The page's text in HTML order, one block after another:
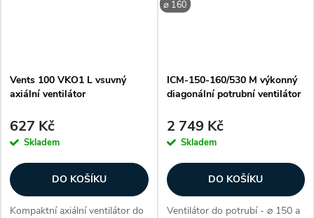
Vents 100 VKO1 L vsuvný
axiální ventilátor
627 Kč
Skladem
DO KOŠÍKU
Kompaktní axiální ventilátor do
⌀ 160
ICM-150-160/530 M výkonný
diagonální potrubní ventilátor
2 749 Kč
Skladem
DO KOŠÍKU
Ventilátor do potrubí - ⌀ 150 a